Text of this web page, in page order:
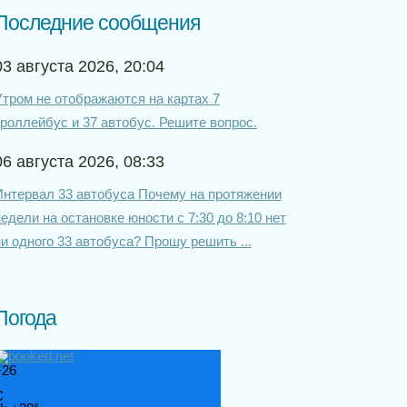
сообщения
августа 2026, 20:04
не отображаются на картах 7
и 37 автобус. Решите вопрос.
августа 2026, 08:33
33 автобуса Почему на протяжении
на остановке юности с 7:30 до 8:10 нет
одного 33 автобуса? Прошу решить ...
26